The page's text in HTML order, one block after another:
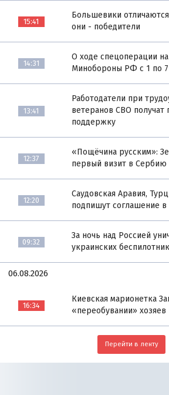
15:41
Большевики
они - победители
14:31
О ходе спецоперации
Минобороны РФ с 1 по 7
13:41
Работодатели при
ветеранов СВО получат
поддержку
12:37
«Пощёчина русским»:
первый визит в Сербию
12:20
Саудовская Аравия,
подпишут соглашение
09:32
За ночь над Россией
украинских
06.08.2026
16:34
Киевская марионетка
«переобувании» хозяев
Перейти в ленту